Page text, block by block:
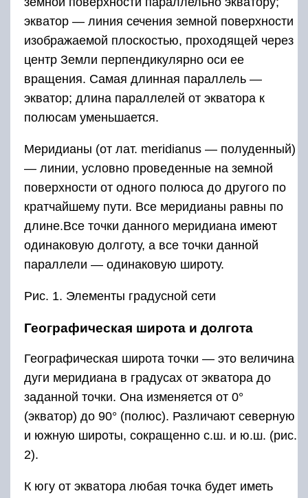
экватор — линия сечения земной поверхности
изображаемой плоскостью, проходящей через
центр Земли перпендикулярно оси ее
вращения. Самая длинная параллель —
экватор; длина параллелей от экватора к
полюсам уменьшается.
Меридианы (от лат. meridianus — полуденный)
— линии, условно проведенные на земной
поверхности от одного полюса до другого по
кратчайшему пути. Все меридианы равны по
длине.Все точки данного меридиана имеют
одинаковую долготу, а все точки данной
параллели — одинаковую широту.
Рис. 1. Элементы градусной сети
Географическая широта и долгота
Географическая широта точки — это величина
дуги меридиана в градусах от экватора до
заданной точки. Она изменяется от 0°
(экватор) до 90° (полюс). Различают северную
и южную широты, сокращенно с.ш. и ю.ш. (рис.
2).
К югу от экватора любая точка будет иметь